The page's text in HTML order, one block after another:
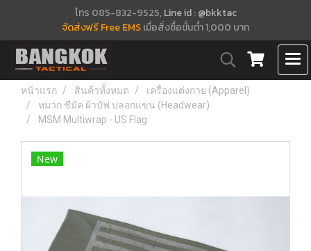
โทร 085-832-9525, Line id : @bkktac
จัดส่งฟรี Free EMSเมื่อสั่งซื้อขั้นต่ำ 1,000 บาท
หน้าแรก สินค้าทั้งหมด
เครื่องแต่งกาย (Apparel)
หมวก ชีมัค ผ้าบัฟ ปลอกแขน (Headwear)
MSM Multiwrap - US Flag
New